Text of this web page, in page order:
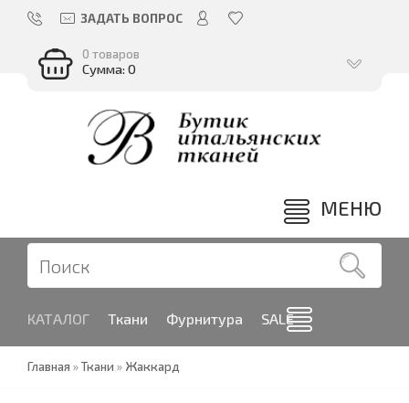
ЗАДАТЬ ВОПРОС
0 товаров
Сумма: 0
МЕНЮ
КАТАЛОГ Ткани Фурнитура SALE
Главная »Ткани » Жаккард